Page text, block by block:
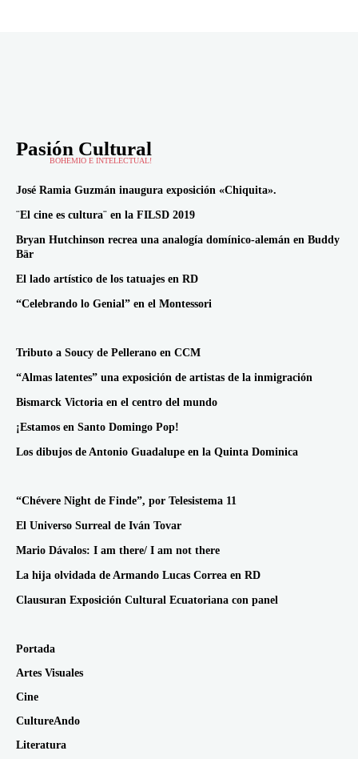
Pasión Cultural
BOHEMIO E INTELECTUAL!
José Ramia Guzmán inaugura exposición «Chiquita».
¨El cine es cultura¨ en la FILSD 2019
Bryan Hutchinson recrea una analogía domínico-alemán en Buddy
Bär
El lado artístico de los tatuajes en RD
“Celebrando lo Genial” en el Montessori
Tributo a Soucy de Pellerano en CCM
“Almas latentes” una exposición de artistas de la inmigración
Bismarck Victoria en el centro del mundo
¡Estamos en Santo Domingo Pop!
Los dibujos de Antonio Guadalupe en la Quinta Dominica
“Chévere Night de Finde”, por Telesistema 11
El Universo Surreal de Iván Tovar
Mario Dávalos: I am there/ I am not there
La hija olvidada de Armando Lucas Correa en RD
Clausuran Exposición Cultural Ecuatoriana con panel
Portada
Artes Visuales
Cine
CultureAndo
Literatura